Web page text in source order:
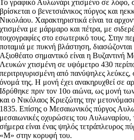
Το γραφικό Αυλωνάρι χτισμένο σε λόφο,
βρίσκεται ο βενετσιάνικος πύργος και
Νικολάου. Χαρακτηριστικά είναι τα
χτισμένα με μάρμαρο και πέτρα, με
τοιχογραφίες στο εσωτερικό τους. Στην
ποταμιά με πυκνή βλάστηση, διασώζονται
Αξιοθέατο σημαντικό είναι η
Λευκών χτισμένη σε υψόμετρο 430
περιτριγυρισμένη από πανύψηλες λεύκες,
όνομά της. Η μονή έχει ανακηρυχθεί σε
Ιδρύθηκε πριν τον 10ο αιώνα, ως μονή
και ο Νικόλαος Κριεζώτης την
1835. Επίσης ο Μεσαιωνικός πύργος
μεσαιωνικές οχυρώσεις του Αυλωναρίου,
σήμερα είναι ένας ψηλός τετράπλευρος
«Μ» στην κορυφή του.